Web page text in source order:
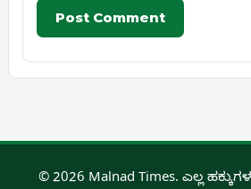
© 2026 Malnad Times. ಎಲ್ಲ